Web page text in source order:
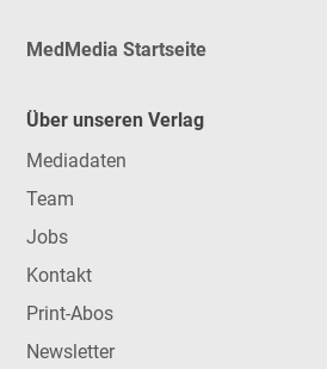
MedMedia Startseite
Über unseren Verlag
Mediadaten
Team
Jobs
Kontakt
Print-Abos
Newsletter